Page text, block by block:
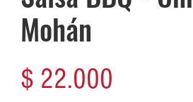
Mohán
$ 22.000